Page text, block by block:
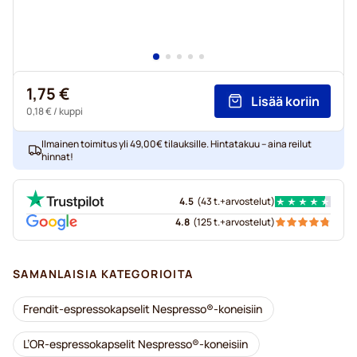
1,75 €
0,18 €/ kuppi
Lisää koriin
Ilmainen toimitus yli 49,00€ tilauksille. Hintatakuu – aina reilut
hinnat!
4.5 (43 t.+arvostelut)
4.8 (125 t.+arvostelut)
SAMANLAISIA KATEGORIOITA
Frendit-espressokapselit Nespresso®-koneisiin
L’OR-espressokapselit Nespresso®-koneisiin